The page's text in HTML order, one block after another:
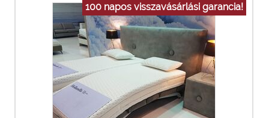
100 napos visszavásárlási garancia!